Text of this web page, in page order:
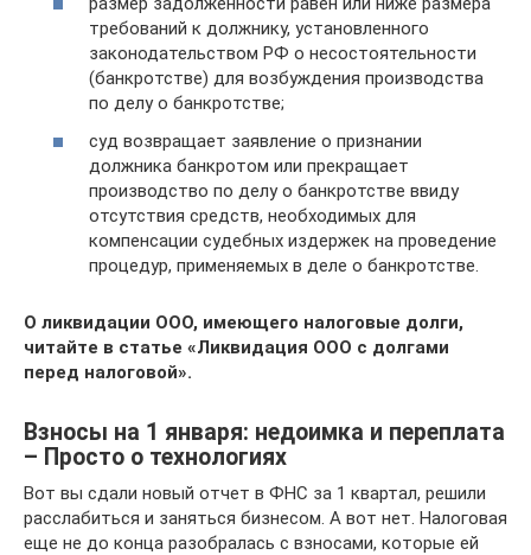
требований к должнику, установленного
законодательством РФ о несостоятельности
(банкротстве) для возбуждения производства
по делу о банкротстве;
суд возвращает заявление о признании
должника банкротом или прекращает
производство по делу о банкротстве ввиду
отсутствия средств, необходимых для
компенсации судебных издержек на проведение
процедур, применяемых в деле о банкротстве.
О ликвидации ООО, имеющего налоговые долги,
читайте в статье «Ликвидация ООО с долгами
перед налоговой».
Взносы на 1 января: недоимка и переплата
– Просто о технологиях
Вот вы сдали новый отчет в ФНС за 1 квартал, решили
расслабиться и заняться бизнесом. А вот нет. Налоговая
еще не до конца разобралась с взносами, которые ей